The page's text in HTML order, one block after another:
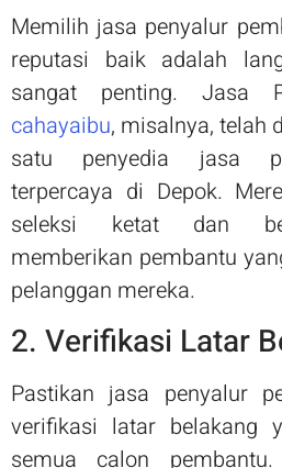
Memilih jasa penyalur
reputasi baik adalah
sangat penting. Jasa
cahayaibu, misalnya, telah
satu penyedia jasa
terpercaya di Depok.
seleksi ketat dan
memberikan pembantu
pelanggan mereka.
2. Verifikasi Latar
Pastikan jasa penyalur
verifikasi latar belakang
semua calon